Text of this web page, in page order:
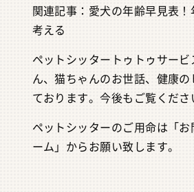
関連記事：愛犬の年齢早見表
考える
ペットシッタートゥトゥサー
ん、猫ちゃんのお世話、健康
ております。今後もご覧くださ
ペットシッターのご用命は「
ーム」からお願い致します。